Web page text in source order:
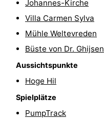
Route
Parken
Reisebuchshop
Medizin
Adressen
Region
Johannes-Kirche
Villa Carmen Sylva
Mühle Weltevreden
Büste von Dr. Ghijsen
Aussichtspunkte
Hoge Hil
Spielplätze
PumpTrack